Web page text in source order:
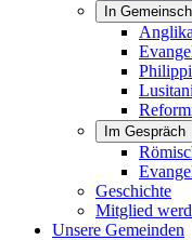
In
Im Gespräch
Geschichte
Mitglied
Unsere Gemeinden